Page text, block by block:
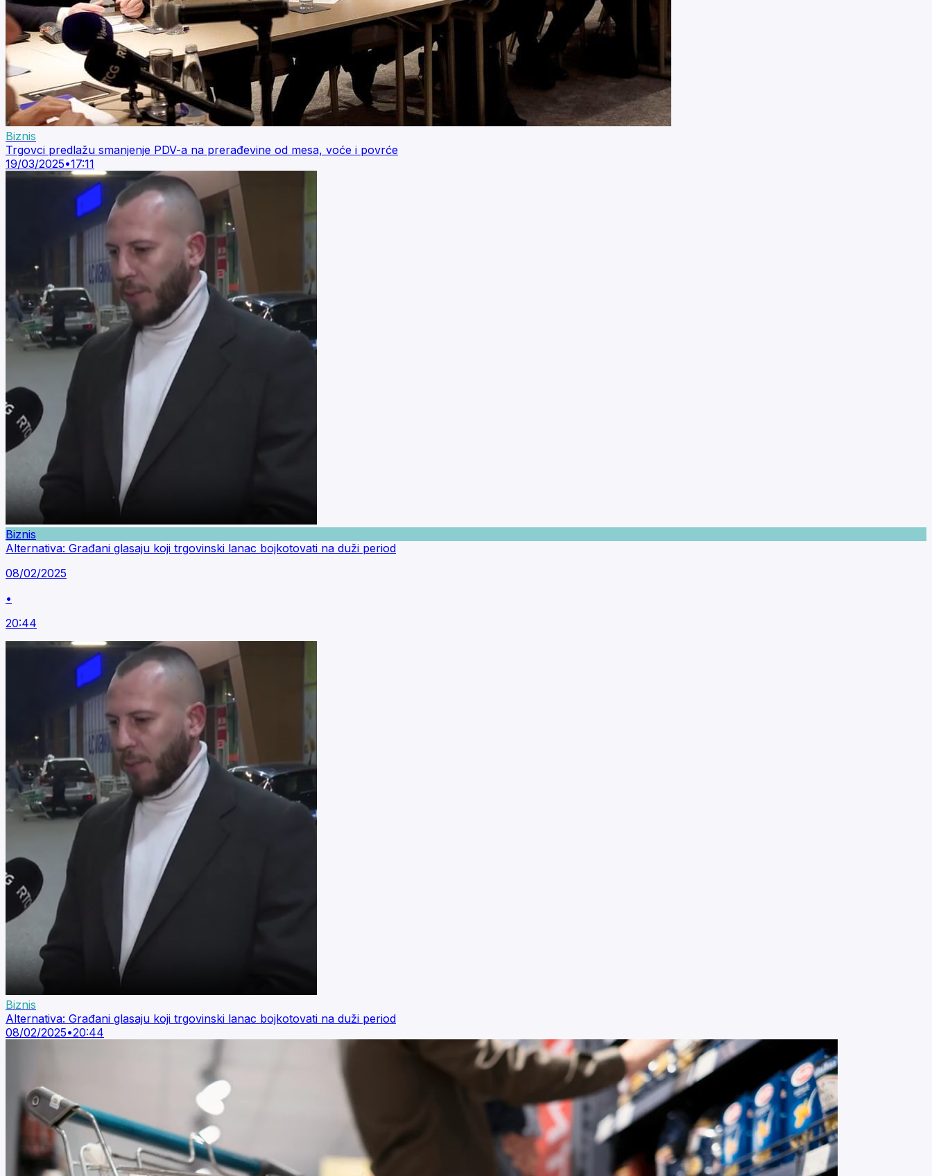
Biznis
Trgovci predlažu smanjenje PDV-a na prerađevine od mesa, voće i povrće
19/03/2025•17:11
Biznis
Alternativa: Građani glasaju koji trgovinski lanac bojkotovati na duži period
08/02/2025
•
20:44
Biznis
Alternativa: Građani glasaju koji trgovinski lanac bojkotovati na duži period
08/02/2025•20:44